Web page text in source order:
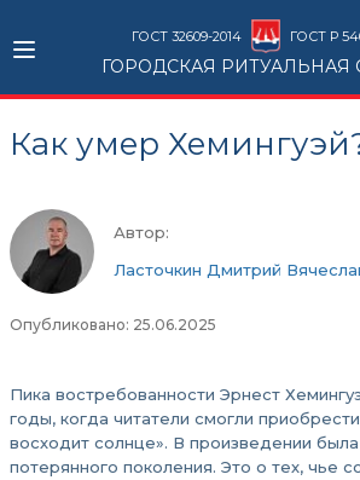
ГОСТ 32609-2014 ГОСТ Р
ГОРОДСКАЯ РИТУАЛЬНАЯ
Как умер
Автор:
Ласточкин Дмитрий
Опубликовано: 25.06.2025
Пика востребованности Эрнест
годы, когда читатели смогли
восходит солнце». В произведении
потерянного поколения. Это о тех, чье